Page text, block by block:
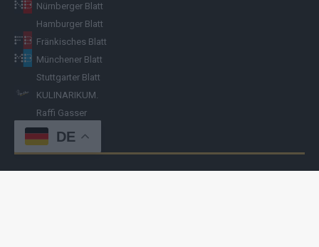
Nürnberger Blatt
Hamburger Blatt
Fränkisches Blatt
Münchener Blatt
Stuttgarter Blatt
KULINARIKUM.
Raffi Gasser
HINWEISGEBER
DE